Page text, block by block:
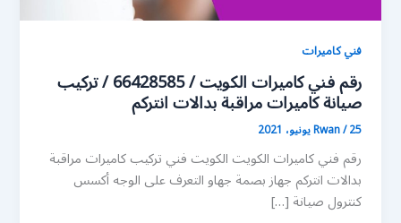
فني كاميرات
رقم فني كاميرات الكويت / 66428585 / تركيب
صيانة كاميرات مراقبة بدالات انتركم
Rwan/25 يونيو، 2021
رقم فني كاميرات الكويت الكويت فني تركيب كاميرات مراقبة
بدالات انتركم جهاز بصمة جهاو التعرف على الوجه أكسس
كنترول صيانة […]